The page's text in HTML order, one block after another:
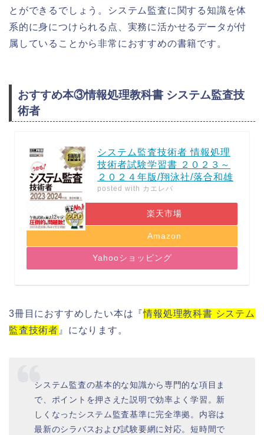
とができるでしょう。システム監査に関する知識を体
系的に身につけられる点、実務に活かせるデータが付
属していることから非常におすすめの書籍です。
おすすめ本③情報処理教科書 システム監査技
術者
システム監査技術者 情報処理
技術者試験学習書 ２０２３～
２０２４年版/翔泳社/落合和雄
posted with カエレバ
楽天市場
Amazon
Yahooショッピング
3冊目におすすめしたい本は『情報処理教科書 システム
監査技術者 』になります。
システム監査の基本的な知識から専門的な項目ま
で、ポイントを押さえた説明で効率よく学習。新
しくなったシステム監査基準に完全準拠。内容は
最新のシラバスおよび試験要網に対応。短時間で